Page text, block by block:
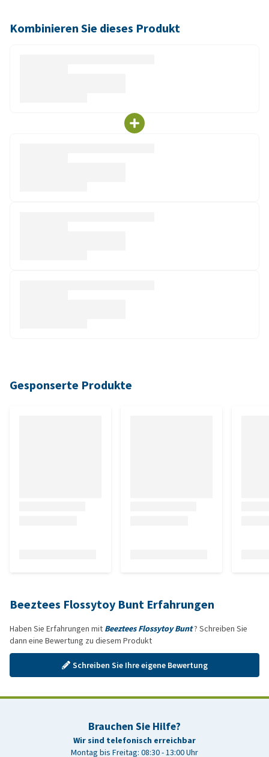
Kombinieren Sie dieses Produkt
Gesponserte Produkte
Beeztees Flossytoy Bunt Erfahrungen
Haben Sie Erfahrungen mit Beeztees Flossytoy Bunt? Schreiben Sie
dann eine Bewertung zu diesem Produkt
Schreiben Sie Ihre eigene Bewertung
Brauchen Sie Hilfe?
Wir sind telefonisch erreichbar
Montag bis Freitag: 08:30 - 13:00 Uhr